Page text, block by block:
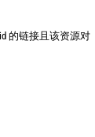
的链接且该资源对